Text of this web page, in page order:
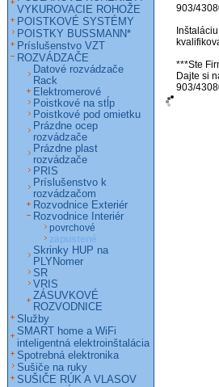
903/
***Ste
Dajte si
903/
VYKUROVACIE ROHOŽE
POISTKOVÉ SYSTÉMY
POISTKY BUSSMANN*
Príslušenstvo VZT
ROZVÁDZAČE
Datové rozvádzače
Rack
Elektromerové
Poistkové na stĺp
Poistkové pod omietku
Prázdne ocep
rozvádzače
Prázdne plast
rozvádzače
PRIS
Príslušenstvo k
rozvádzačom
Rozvodnice Exteriér
Rozvodnice Interiér
povrchové
zapustené
Skrinky HUP na
PLYNomer
SR
VRIS
ZÁSUVKOVÉ
ROZVODNICE
Služby
SMART home a WiFi
inteligentná elektroinštalácia
Spotrebná elektronika
Sušiče na ruky
SUŠIČE RÚK A VLASOV